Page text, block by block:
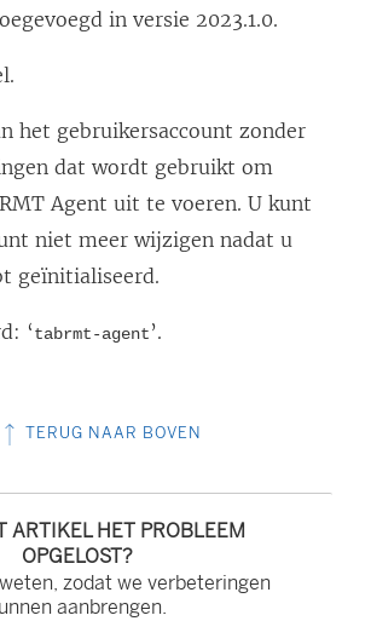
in versie 2023.1.0.
het gebruikersaccount zonder
dat wordt gebruikt om
Agent uit te voeren. U kunt
niet meer wijzigen nadat u
geïnitialiseerd.
‘tabrmt-agent’.
TERUG NAAR BOVEN
ARTIKEL HET PROBLEEM
OPGELOST?
zodat we verbeteringen
aanbrengen.